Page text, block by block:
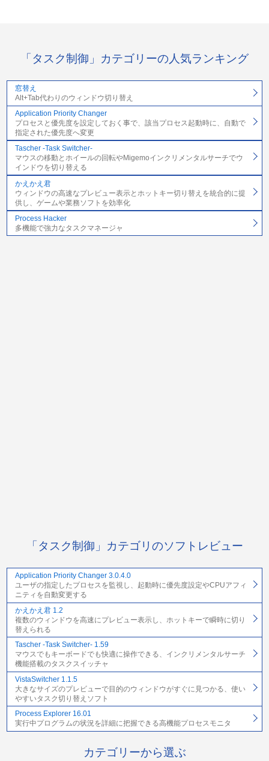
「タスク制御」カテゴリーの人気ランキング
窓替え
Alt+Tab代わりのウィンドウ切り替え
Application Priority Changer
プロセスと優先度を設定しておく事で、該当プロセス起動時に、自動で
指定された優先度へ変更
Tascher -Task Switcher-
マウスの移動とホイールの回転やMigemoインクリメンタルサーチでウ
インドウを切り替える
かえかえ君
ウィンドウの高速なプレビュー表示とホットキー切り替えを統合的に提
供し、ゲームや業務ソフトを効率化
Process Hacker
多機能で強力なタスクマネージャ
「タスク制御」カテゴリのソフトレビュー
Application Priority Changer 3.0.4.0
ユーザの指定したプロセスを監視し、起動時に優先度設定やCPUアフィ
ニティを自動変更する
かえかえ君 1.2
複数のウィンドウを高速にプレビュー表示し、ホットキーで瞬時に切り
替えられる
Tascher -Task Switcher- 1.59
マウスでもキーボードでも快適に操作できる、インクリメンタルサーチ
機能搭載のタスクスイッチャ
VistaSwitcher 1.1.5
大きなサイズのプレビューで目的のウィンドウがすぐに見つかる、使い
やすいタスク切り替えソフト
Process Explorer 16.01
実行中プログラムの状況を詳細に把握できる高機能プロセスモニタ
カテゴリーから選ぶ